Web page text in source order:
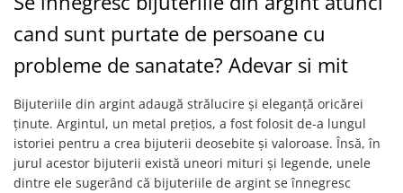
cand sunt purtate de persoane cu
probleme de sanatate? Adevar si mit
Bijuteriile din argint adaugă strălucire și eleganță oricărei
ținute. Argintul, un metal prețios, a fost folosit de-a lungul
istoriei pentru a crea bijuterii deosebite și valoroase. Însă, în
jurul acestor bijuterii există uneori mituri și legende, unele
dintre ele sugerând că bijuteriile de argint se înnegresc